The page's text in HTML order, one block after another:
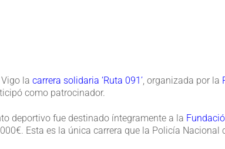
la carrera solidaria ‘Ruta 091’ , organizada por la
como patrocinador.
deportivo fue destinado íntegramente a la
Esta es la única carrera que la Policía Nacional